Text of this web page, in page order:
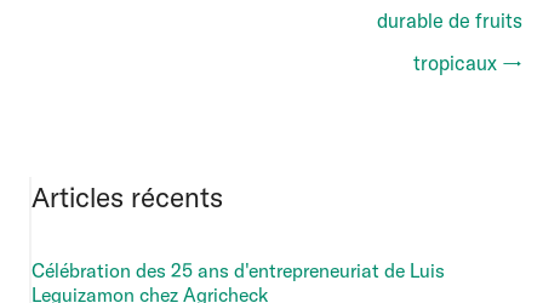
durable de fruits
tropicaux →
Articles récents
Célébration des 25 ans d'entrepreneuriat de Luis
Leguizamon chez Agricheck